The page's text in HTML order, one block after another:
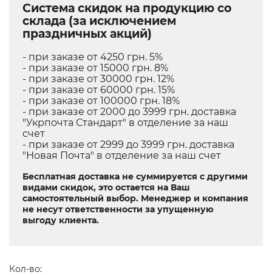
Система скидок на продукцию со
склада (за исключением
праздничных акций)
- при заказе от 4250 грн. 5%
- при заказе от 15000 грн. 8%
- при заказе от 30000 грн. 12%
- при заказе от 60000 грн. 15%
- при заказе от 100000 грн. 18%
- при заказе от 2000 до 3999 грн. доставка
"Укрпочта Стандарт" в отделение за наш
счет
- при заказе от 2999 до 3999 грн. доставка
"Новая Почта" в отделение за наш счет
Бесплатная доставка не суммируется с другими
видами скидок, это остается на Ваш
самостоятельный выбор. Менеджер и компания
не несут ответственности за упущенную
выгоду клиента.
Кол-во: